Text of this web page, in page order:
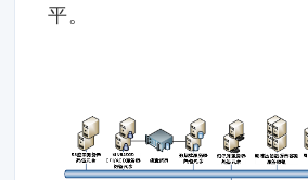
平。